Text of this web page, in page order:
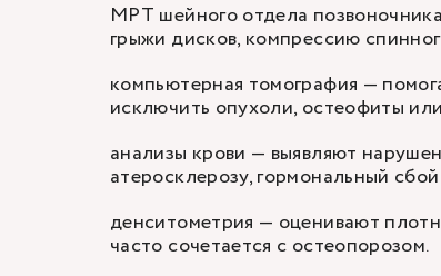
МРТ шейного отдела
грыжи дисков, компрессию
компьютерная томография —
исключить опухоли, остеофиты
анализы крови — выявляют
атеросклерозу, гормональный
денситометрия — оценивают
часто сочетается с остеопорозом.